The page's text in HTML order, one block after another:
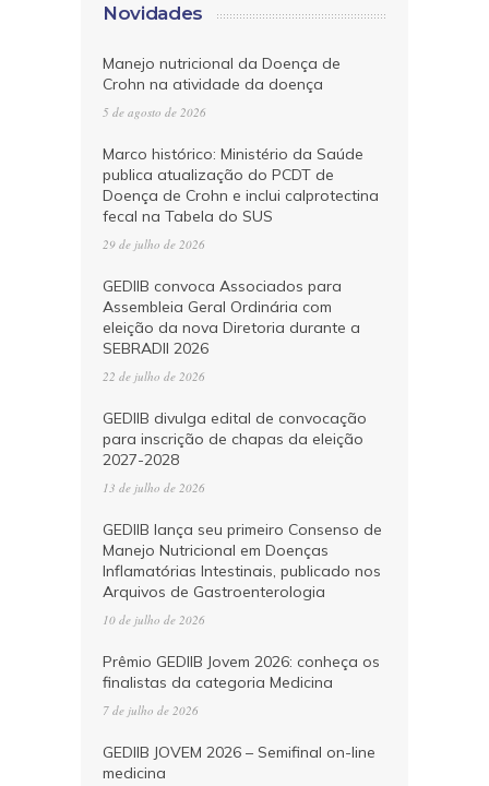
Novidades
Manejo nutricional da Doença de
Crohn na atividade da doença
5 de agosto de 2026
Marco histórico: Ministério da Saúde
publica atualização do PCDT de
Doença de Crohn e inclui calprotectina
fecal na Tabela do SUS
29 de julho de 2026
GEDIIB convoca Associados para
Assembleia Geral Ordinária com
eleição da nova Diretoria durante a
SEBRADII 2026
22 de julho de 2026
GEDIIB divulga edital de convocação
para inscrição de chapas da eleição
2027-2028
13 de julho de 2026
GEDIIB lança seu primeiro Consenso de
Manejo Nutricional em Doenças
Inflamatórias Intestinais, publicado nos
Arquivos de Gastroenterologia
10 de julho de 2026
Prêmio GEDIIB Jovem 2026: conheça os
finalistas da categoria Medicina
7 de julho de 2026
GEDIIB JOVEM 2026 – Semifinal on-line
medicina